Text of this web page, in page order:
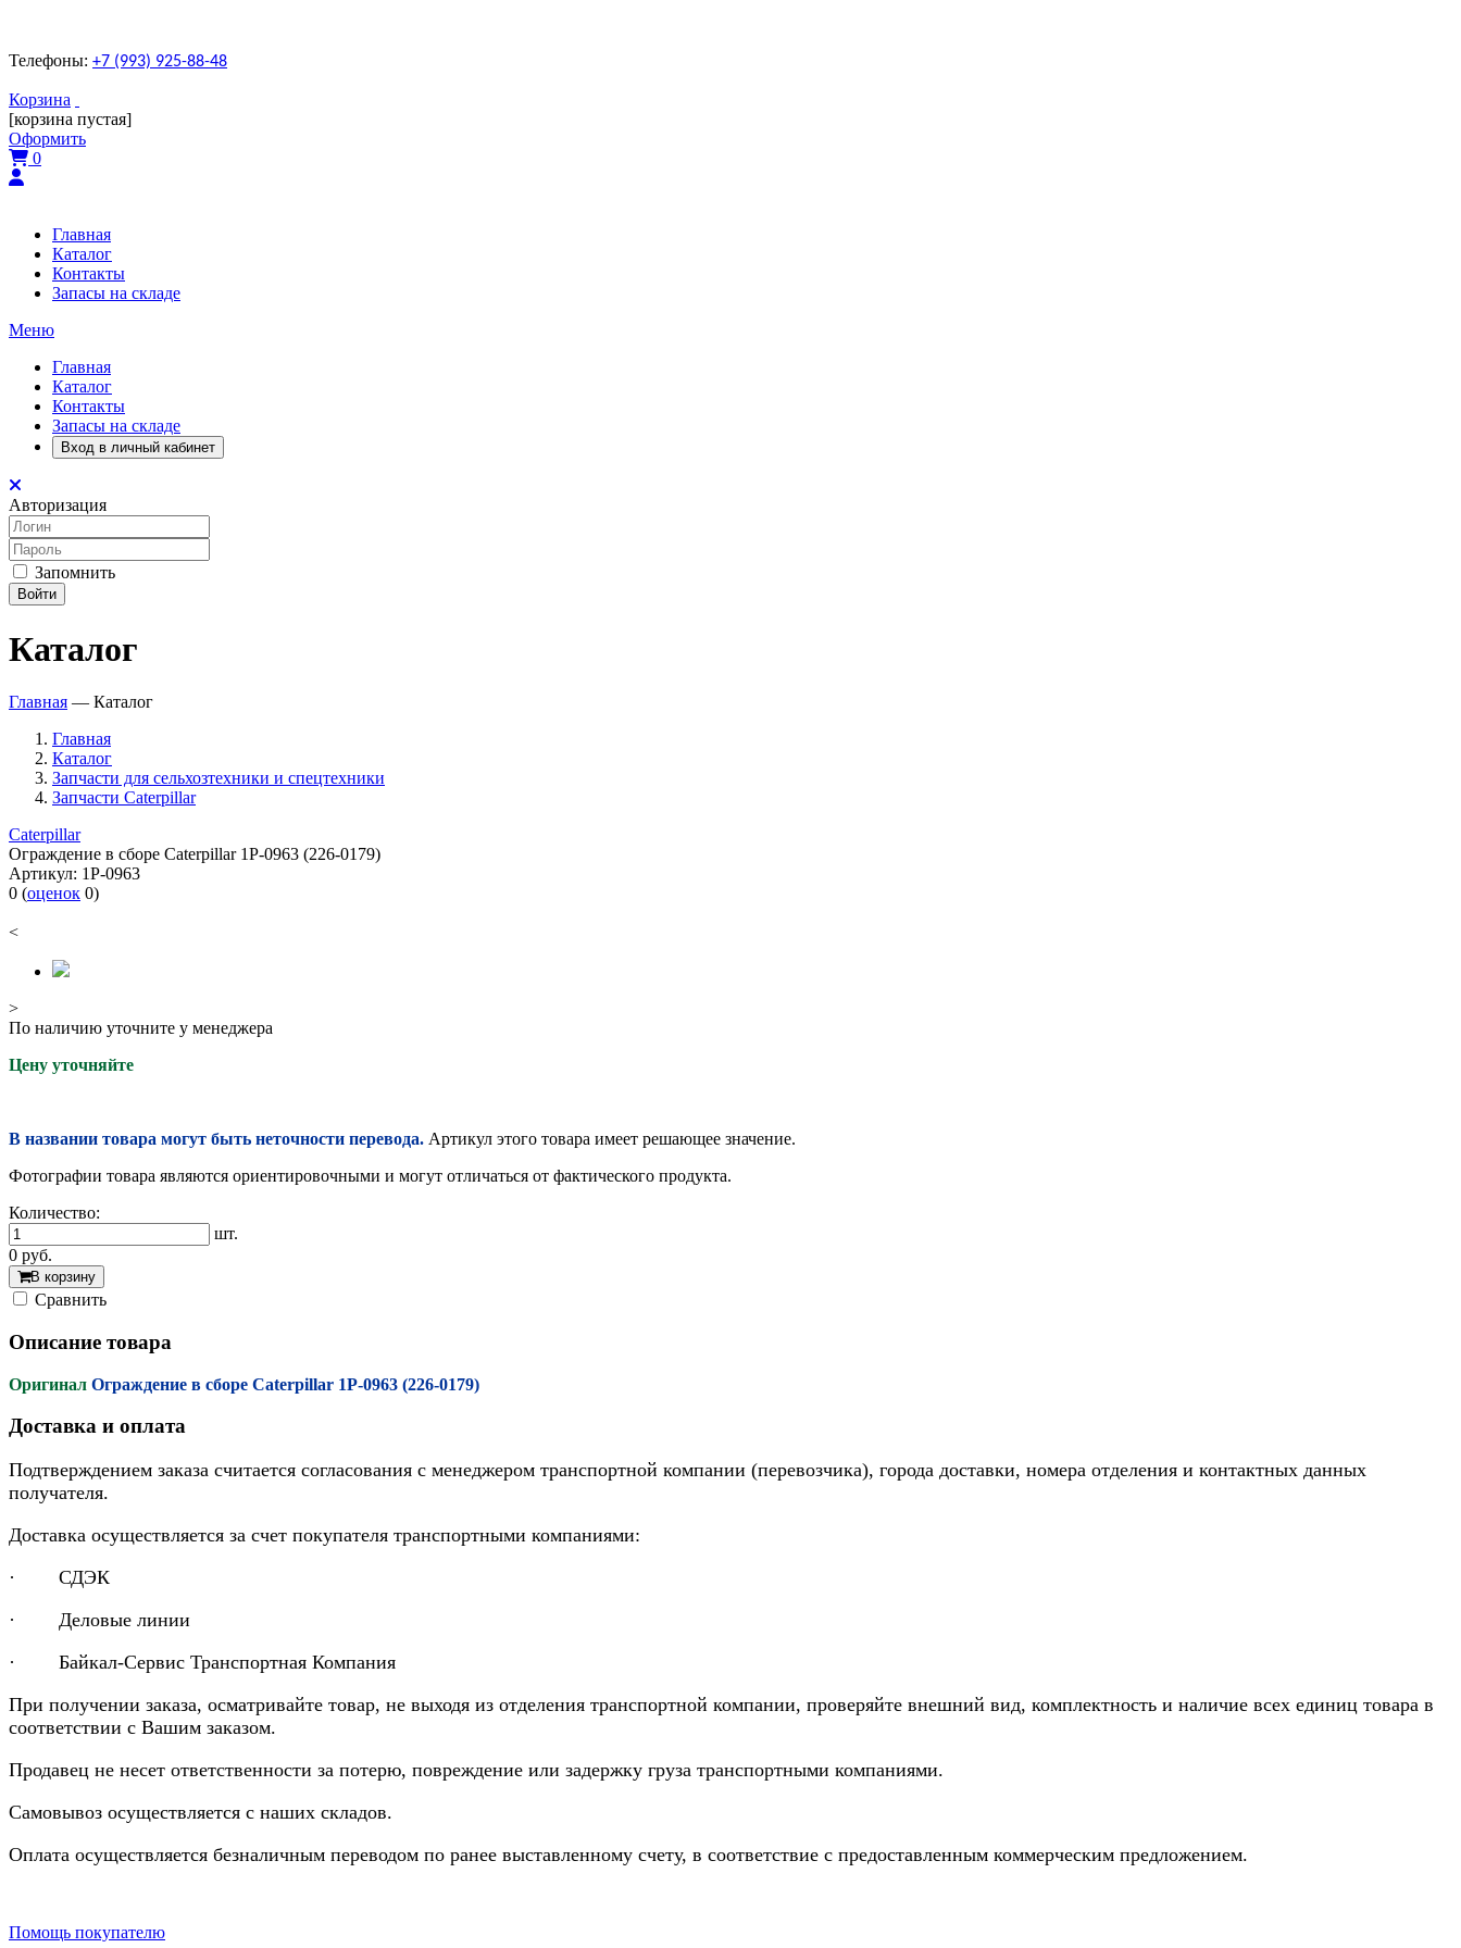
Телефоны: +7 (993) 925-88-48
Корзина
[корзина пустая]
Оформить
0
Главная
Каталог
Контакты
Запасы на складе
Меню
Главная
Каталог
Контакты
Запасы на складе
Вход в личный кабинет
Авторизация
Запомнить
Войти
Каталог
Главная — Каталог
Главная
Каталог
Запчасти для сельхозтехники и спецтехники
Запчасти Caterpillar
Caterpillar
Ограждение в сборе Caterpillar 1P-0963 (226-0179)
Артикул: 1P-0963
0 (оценок 0)
<
>
По наличию уточните у менеджера
Цену уточняйте
В названии товара могут быть неточности перевода. Артикул этого товара имеет решающее значение.
Фотографии товара являются ориентировочными и могут отличаться от фактического продукта.
Количество:
шт.
0 руб.
В корзину
Cравнить
Описание товара
Оригинал Ограждение в сборе Caterpillar 1P-0963 (226-0179)
Доставка и оплата
Подтверждением заказа считается согласования с менеджером транспортной компании (перевозчика), города доставки, номера отделения и контактных данных
получателя.
Доставка осуществляется за счет покупателя транспортными компаниями:
· СДЭК
· Деловые линии
· Байкал-Сервис Транспортная Компания
При получении заказа, осматривайте товар, не выходя из отделения транспортной компании, проверяйте внешний вид, комплектность и наличие всех единиц товара в
соответствии с Вашим заказом.
Продавец не несет ответственности за потерю, повреждение или задержку груза транспортными компаниями.
Самовывоз осуществляется с наших складов.
Оплата осуществляется безналичным переводом по ранее выставленному счету, в соответствие с предоставленным коммерческим предложением.
Помощь покупателю